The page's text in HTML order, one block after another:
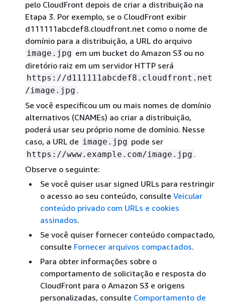
pelo CloudFront depois de criar a distribuição na
Etapa 3. Por exemplo, se o CloudFront exibir
d111111abcdef8.cloudfront.net como o nome de
domínio para a distribuição, a URL do arquivo
image.jpg em um bucket do Amazon S3 ou no
diretório raiz em um servidor HTTP será
https://d111111abcdef8.cloudfront.net
/image.jpg .
Se você especificou um ou mais nomes de domínio
alternativos (CNAMEs) ao criar a distribuição,
poderá usar seu próprio nome de domínio. Nesse
caso, a URL de image.jpg pode ser
https://www.example.com/image.jpg .
Observe o seguinte:
Se você quiser usar signed URLs para restringir
o acesso ao seu conteúdo, consulte Veicular
conteúdo privado com URLs e cookies
assinados.
Se você quiser fornecer conteúdo compactado,
consulte Fornecer arquivos compactados.
Para obter informações sobre o
comportamento de solicitação e resposta do
CloudFront para o Amazon S3 e origens
personalizadas, consulte Comportamento de